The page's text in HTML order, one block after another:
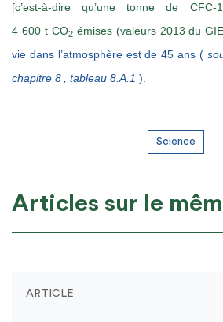
[c’est-à-dire qu’une tonne de
4 600 t CO2émises (valeurs 2013 du
vie dans l’atmosphère est de 45 ans (
chapitre 8, tableau 8.A.1 ).
Science
Articles sur le
ARTICLE